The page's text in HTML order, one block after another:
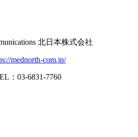
北日本株式会社
mednorth-com.jp/
：03-6831-7760